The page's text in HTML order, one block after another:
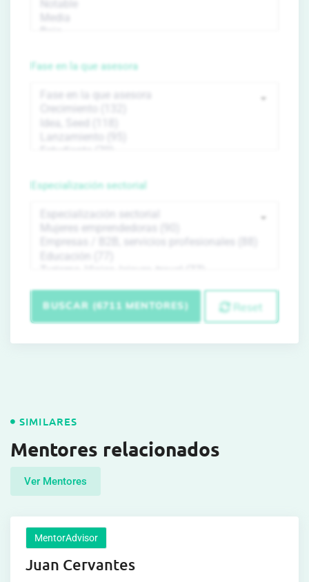
Fase en la que asesora
Especialización sectorial
BUSCAR (6711 MENTORES) Reset
SIMILARES
Mentores relacionados
Ver Mentores
MentorAdvisor
Juan Cervantes